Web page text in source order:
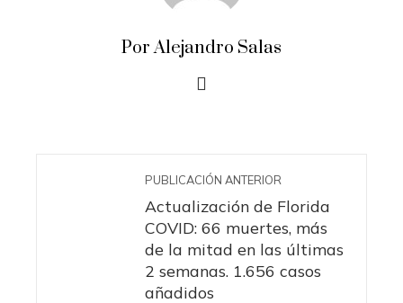
Por Alejandro Salas
PUBLICACIÓN ANTERIOR
Actualización de Florida
COVID: 66 muertes, más
de la mitad en las últimas
2 semanas. 1.656 casos
añadidos